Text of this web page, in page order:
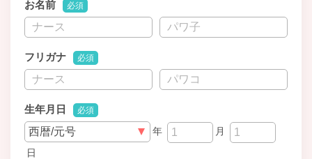
お名前 必須
フリガナ 必須
生年月日 必須
年
月
日